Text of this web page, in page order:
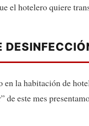
el hotelero quiere
la habitación de
este mes